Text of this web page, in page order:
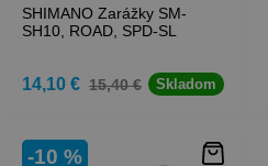
SHIMANO Zarážky SM-
SH10, ROAD, SPD-SL
14,10 € 15,40 € Skladom
-10 %